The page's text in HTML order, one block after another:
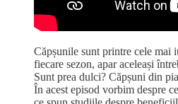
Căpșunile sunt printre cele mai
fiecare sezon, apar aceleași
Sunt prea dulci? Căpșuni din
În acest episod vorbim despre